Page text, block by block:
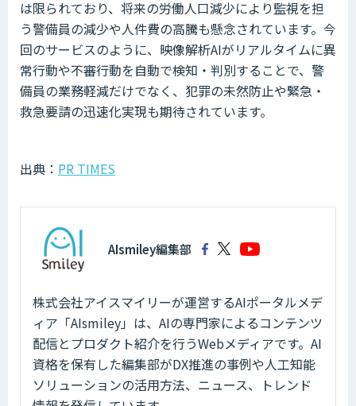
は限られており、将来の労働人口減少により監視を担
う警備員の減少や人件費の高騰も懸念されています。今
回のサービスのように、映像解析AIがリアルタイムに異
常行動や不審行動を自動で検知・判別することで、警
備員の業務軽減だけでなく、犯罪の未然防止や緊急・
救急要請の迅速化実現も期待されています。
出典： PR TIMES
AIsmiley編集部
株式会社アイスマイリーが運営するAIポータルメデ
ィア「AIsmiley」は、AIの専門家によるコンテンツ
配信とプロダクト紹介を行うWebメディアです。AI
資格を保有した編集部がDX推進の事例や人工知能
ソリューションの活用方法、ニュース、トレンド